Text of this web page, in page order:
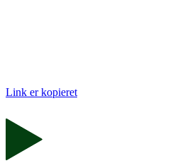
Link er kopieret